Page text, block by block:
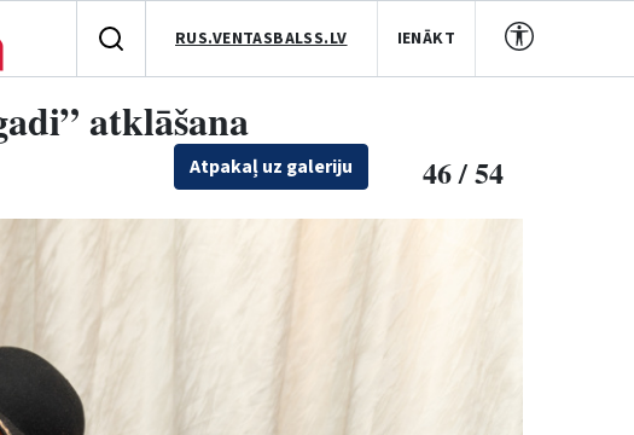
RUS.VENTASBALSS.LV IENĀKT
atklāšana
Atpakaļ uz galeriju 46 / 54